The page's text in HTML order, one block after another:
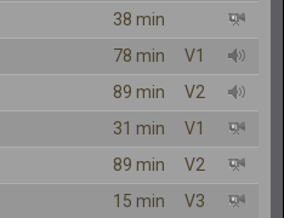
38 min
78 min
V1
89 min
V2
31 min
V1
89 min
V2
15 min
V3